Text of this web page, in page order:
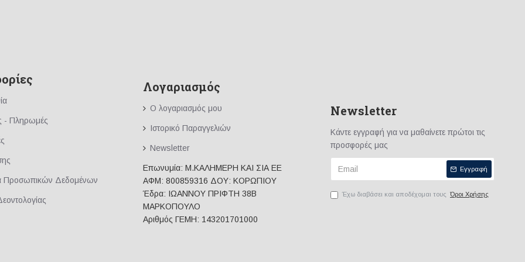
την ανοσορυθμιστική δράση του Moducare. Το προϊόν δοκιμάστηκε αποκλειστικά ως
ανοσορυθμιστικό με εξειδικευμένες μετρήσεις διεθνώς και στην Ελλάδα σε άτομα με
αλλεργία, σύνδρομο χρόνιας κόπωσης, HPV, HIV και άλλες χρόνιες αυτοάνοσες και
ιογενείς καταστάσεις.
Το Moducare δεν αντικαθιστά κανένα φάρμακο. Δίδεται ως συμπλήρωμα με σκοπό να
βοηθήσει στην ισορροπημένη ανοσιακή απάντηση του οργανισμού.
- Πληρωμές
Προσωπικών Δεδομένων
Λογαριασμός
Ο λογαριασμός μου
Ιστορικό Παραγγελιών
Newsletter
Επωνυμία: Μ.ΚΑΛΗΜΕΡΗ ΚΑΙ ΣΙΑ ΕΕ
ΑΦΜ: 800859316 ΔΟΥ: ΚΟΡΩΠΙΟΥ
Έδρα: ΙΩΑΝΝΟΥ ΠΡΙΦΤΗ 38Β
ΜΑΡΚΟΠΟΥΛΟ
Αριθμός ΓΕΜΗ: 143201701000
Newsletter
Κάντε εγγραφή για να μαθαίνετε πρώτοι τις
προσφορές μας
Εγγραφή
Έχω διαβάσει και αποδέχομαι τους Όροι Χρήσης